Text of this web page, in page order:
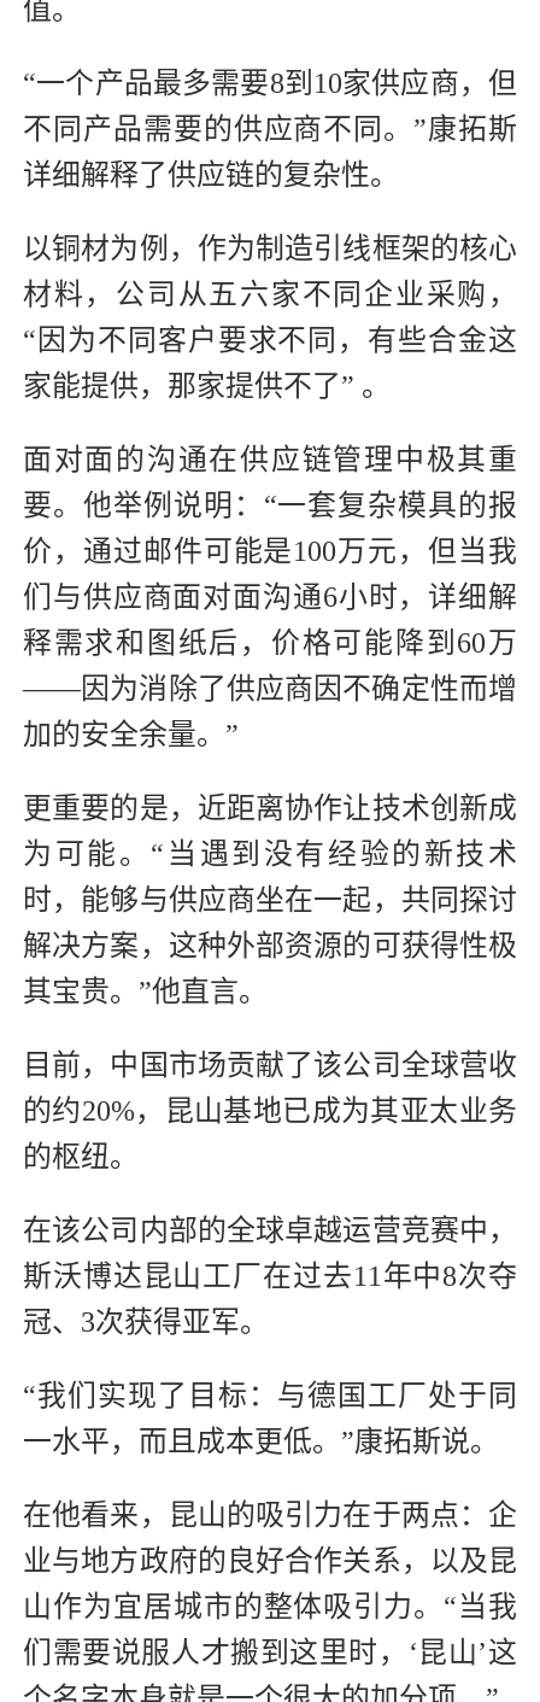
值。
“一个产品最多需要8到10家供应商，但
不同产品需要的供应商不同。”康拓斯
详细解释了供应链的复杂性。
以铜材为例，作为制造引线框架的核心
材料，公司从五六家不同企业采购，
“因为不同客户要求不同，有些合金这
家能提供，那家提供不了” 。
面对面的沟通在供应链管理中极其重
要。他举例说明：“一套复杂模具的报
价，通过邮件可能是100万元，但当我
们与供应商面对面沟通6小时，详细解
释需求和图纸后，价格可能降到60万
——因为消除了供应商因不确定性而增
加的安全余量。”
更重要的是，近距离协作让技术创新成
为可能。“当遇到没有经验的新技术
时，能够与供应商坐在一起，共同探讨
解决方案，这种外部资源的可获得性极
其宝贵。”他直言。
目前，中国市场贡献了该公司全球营收
的约20%，昆山基地已成为其亚太业务
的枢纽。
在该公司内部的全球卓越运营竞赛中，
斯沃博达昆山工厂在过去11年中8次夺
冠、3次获得亚军。
“我们实现了目标：与德国工厂处于同
一水平，而且成本更低。”康拓斯说。
在他看来，昆山的吸引力在于两点：企
业与地方政府的良好合作关系，以及昆
山作为宜居城市的整体吸引力。“当我
们需要说服人才搬到这里时，‘昆山’这